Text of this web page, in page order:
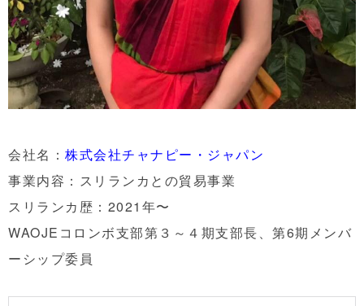
会社名： 株式会社チャナピー・ジャパン
事業内容：スリランカとの貿易事業
スリランカ歴：2021年〜
WAOJEコロンボ支部第３～４期支部長、第6期メンバ
ーシップ委員